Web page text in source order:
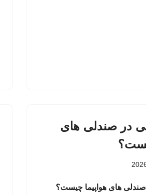
در صندلی های
صندلی های هواپیما چیست؟